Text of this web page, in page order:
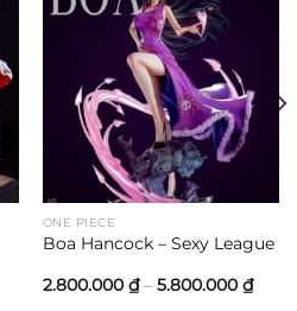
ONE PIECE
Boa Hancock – Sexy League
2.800.000 ₫ – 5.800.000 ₫
giá: